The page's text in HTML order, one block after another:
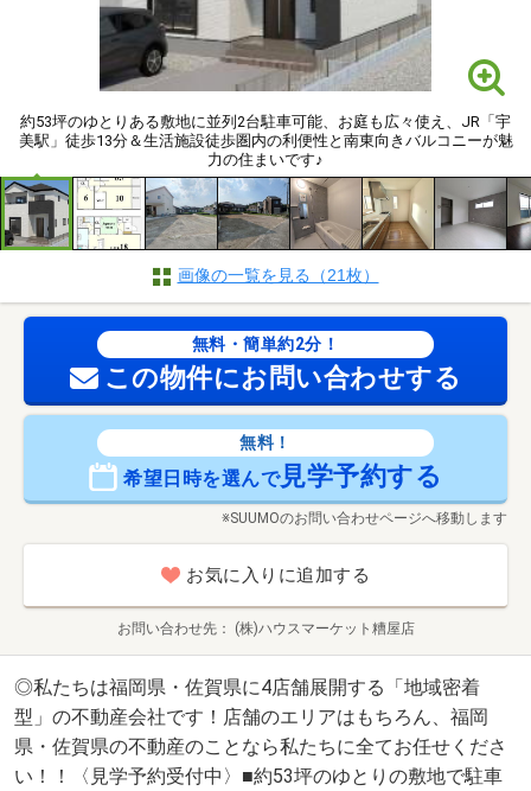
約53坪のゆとりある敷地に並列2台駐車可能、お庭も広々使え、JR「宇
美駅」徒歩13分＆生活施設徒歩圏内の利便性と南東向きバルコニーが魅
力の住まいです♪
画像の一覧を見る（21枚）
無料・簡単約2分！
この物件にお問い合わせする
無料！
希望日時を選んで見学予約する
※SUUMOのお問い合わせページへ移動します
お気に入りに追加する
お問い合わせ先 (株)ハウスマーケット糟屋店
◎私たちは福岡県・佐賀県に4店舗展開する「地域密着
型」の不動産会社です！店舗のエリアはもちろん、福岡
県・佐賀県の不動産のことなら私たちに全てお任せくださ
い！！〈見学予約受付中〉■約53坪のゆとりの敷地で駐車